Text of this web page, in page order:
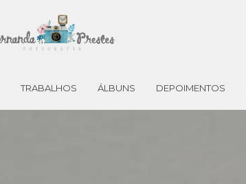
TRABALHOS ÁLBUNS DEPOIMENTOS